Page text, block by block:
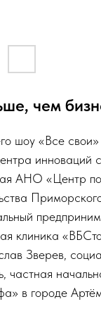
чем
шоу «Все
инноваций
АНО «Центр
клиника
Зверев,
частная
в городе